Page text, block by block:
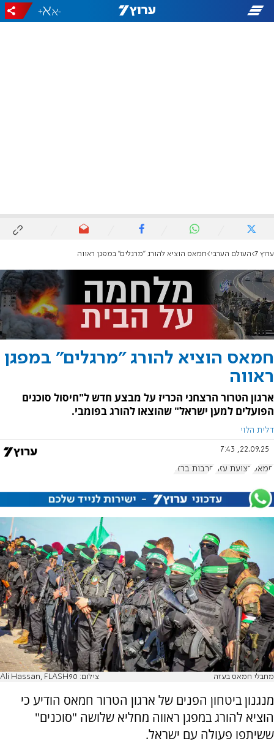
-
+
ערוץ 7 העולם הערבי חמאס הוציא להורג "מרגלים" במפגן ראווה
חמאס הוציא להורג "מרגלים" במפגן
ראווה
ארגון הטרור הרצחני הכריז על מבצע חדש ל"חיסול סוכנים
הפועלים למען ישראל" שהוצאו להורג בפומבי.
דלית הלוי
22.09.25, 7:43
חמאס רצועת עזה חרבות ברזל
מחבלי חמאס בעזה צילום: Ali Hassan, FLASH90
מנגנון ביטחון הפנים של ארגון הטרור חמאס הודיע כי
הוציא להורג במפגן ראווה מחליא שלושה "סוכנים"
ששיתפו פעולה עם ישראל.